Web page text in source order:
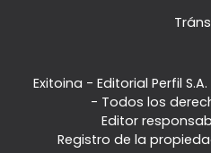
Exitoina - Editorial Perfil S.A.
- Todos los
Editor
Registro de la